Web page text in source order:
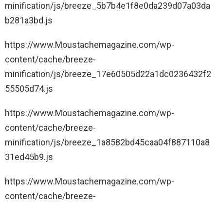
minification/js/breeze_5b7b4e1f8e0da239d07a03da
b281a3bd.js
https://www.Moustachemagazine.com/wp-
content/cache/breeze-
minification/js/breeze_17e60505d22a1dc0236432f2
55505d74.js
https://www.Moustachemagazine.com/wp-
content/cache/breeze-
minification/js/breeze_1a8582bd45caa04f887110a8
31ed45b9.js
https://www.Moustachemagazine.com/wp-
content/cache/breeze-